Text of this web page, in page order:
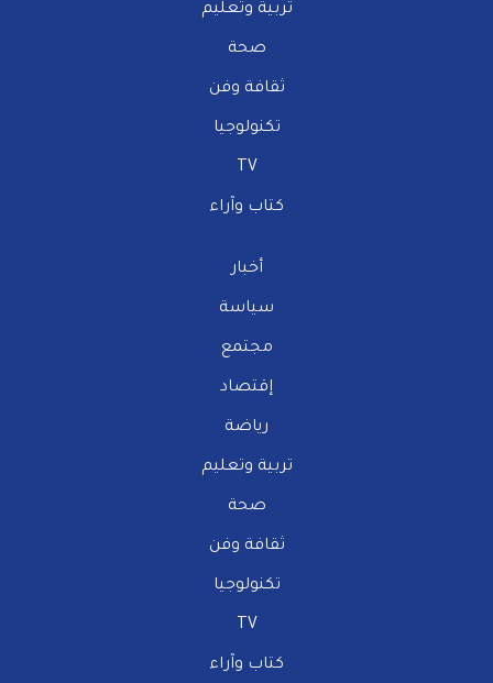
تربية وتعليم
صحة
ثقافة وفن
تكنولوجيا
TV
كتاب وآراء
أخبار
سياسة
مجتمع
إقتصاد
رياضة
تربية وتعليم
صحة
ثقافة وفن
تكنولوجيا
TV
كتاب وآراء